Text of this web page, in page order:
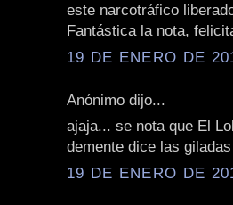
este narcotráfico
Fantástica la nota,
19 DE ENERO DE
Anónimo dijo...
ajaja... se nota que El
demente dice las
19 DE ENERO DE